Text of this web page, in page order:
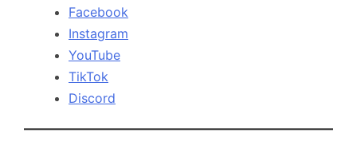
Facebook
Instagram
YouTube
TikTok
Discord